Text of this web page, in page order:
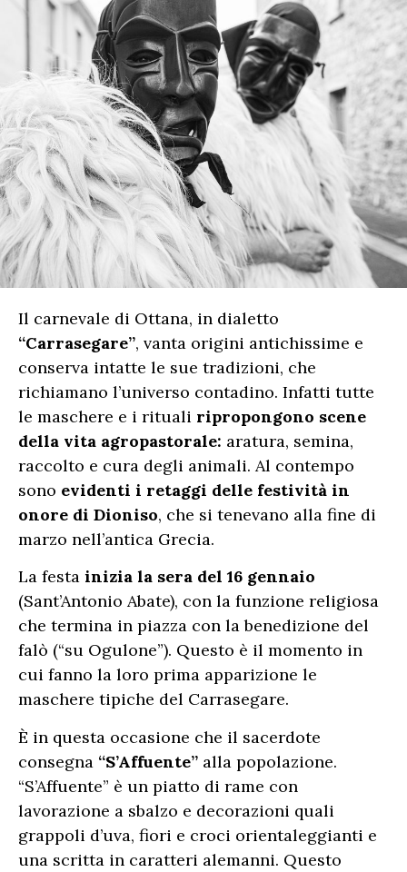
Il carnevale di Ottana, in dialetto
“Carrasegare”, vanta origini antichissime e
conserva intatte le sue tradizioni, che
richiamano l’universo contadino. Infatti tutte
le maschere e i rituali ripropongono scene
della vita agropastorale: aratura, semina,
raccolto e cura degli animali. Al contempo
sono evidenti i retaggi delle festività in
onore di Dioniso, che si tenevano alla fine di
marzo nell’antica Grecia.
La festa inizia la sera del 16 gennaio
(Sant’Antonio Abate), con la funzione religiosa
che termina in piazza con la benedizione del
falò (“su Ogulone”). Questo è il momento in
cui fanno la loro prima apparizione le
maschere tipiche del Carrasegare.
È in questa occasione che il sacerdote
consegna “S’Affuente” alla popolazione.
“S’Affuente” è un piatto di rame con
lavorazione a sbalzo e decorazioni quali
grappoli d’uva, fiori e croci orientaleggianti e
una scritta in caratteri alemanni. Questo